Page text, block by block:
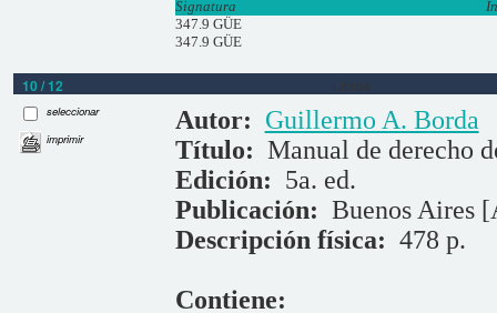
Signatura
347.9 GÜE
347.9 GÜE
10 / 12 Libros
seleccionar
imprimir
Autor: Guillermo A. Borda
Título: Manual de derecho
Edición: 5a. ed.
Publicación: Buenos Aires
Descripción física: 478 p.
Contiene: